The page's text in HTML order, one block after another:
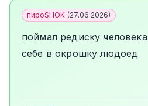
пироSHOK (27.06.2026)
поймал редиску человека
себе в окрошку людоед